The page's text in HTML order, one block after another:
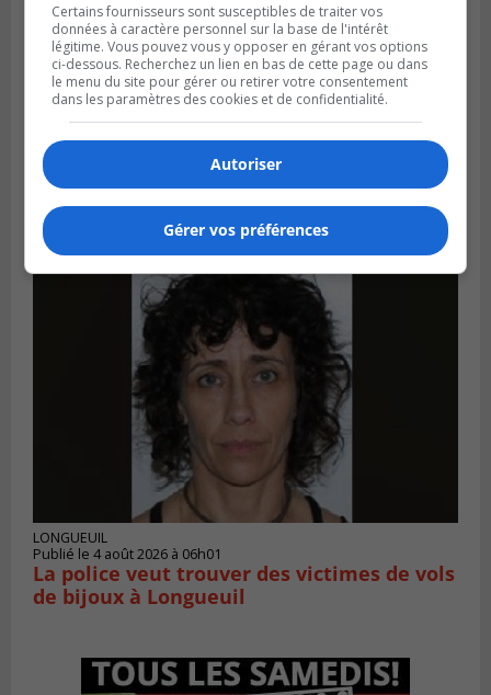
Publié le 5 août 2026 à 06h45
L’armée appelée à vérifier une grenade
trouvée dans un camping
LONGUEUIL
Publié le 4 août 2026 à 06h01
La police veut trouver des victimes de vols
de bijoux à Longueuil
Certains fournisseurs sont susceptibles de traiter vos
données à caractère personnel sur la base de l'intérêt
légitime. Vous pouvez vous y opposer en gérant vos options
ci-dessous. Recherchez un lien en bas de cette page ou dans
le menu du site pour gérer ou retirer votre consentement
dans les paramètres des cookies et de confidentialité.
Autoriser
Gérer vos préférences